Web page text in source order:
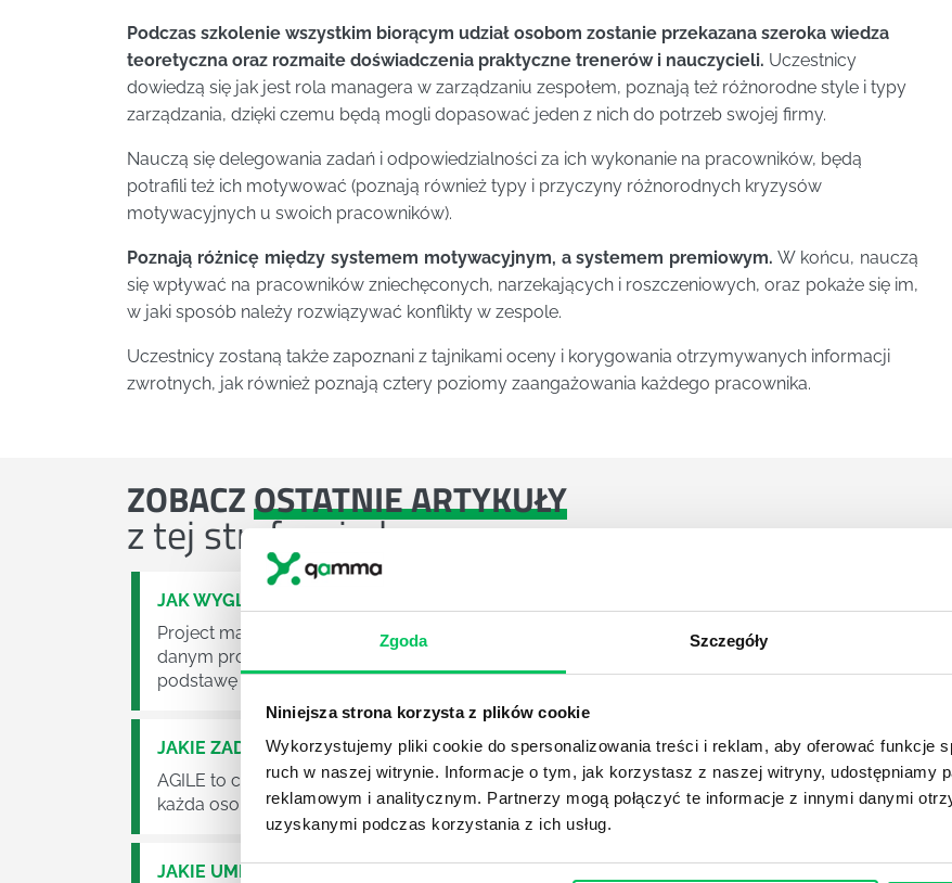
Zgoda Szczegóły
Niniejsza strona korzysta z plików cookie
Wykorzystujemy pliki cookie do spersonalizowania treści i reklam, aby oferować funkcje
ruch w naszej witrynie. Informacje o tym, jak korzystasz z naszej witryny, udostępniamy
reklamowym i analitycznym. Partnerzy mogą połączyć te informacje z innymi danymi
uzyskanymi podczas korzystania z ich usług.
Podczas szkolenie wszystkim biorącym udział osobom zostanie przekazana szeroka wiedza
teoretyczna oraz rozmaite doświadczenia praktyczne trenerów i nauczycieli. Uczestnicy
dowiedzą się jak jest rola managera w zarządzaniu zespołem, poznają też różnorodne style i typy
zarządzania, dzięki czemu będą mogli dopasować jeden z nich do potrzeb swojej firmy.
Nauczą się delegowania zadań i odpowiedzialności za ich wykonanie na pracowników, będą
potrafili też ich motywować (poznają również typy i przyczyny różnorodnych kryzysów
motywacyjnych u swoich pracowników).
Poznają różnicę między systemem motywacyjnym, a systemem premiowym. W końcu, nauczą
się wpływać na pracowników zniechęconych, narzekających i roszczeniowych, oraz pokaże się im,
w jaki sposób należy rozwiązywać konflikty w zespole.
Uczestnicy zostaną także zapoznani z tajnikami oceny i korygowania otrzymywanych informacji
zwrotnych, jak również poznają cztery poziomy zaangażowania każdego pracownika.
ZOBACZOSTATNIE ARTYKUŁY
z tej strefy wiedzy
JAK WYGLĄDA PRACA ZESPOŁÓW PROJEKTOWYCH W ZWINNEJ METODYCE?
Project management (czyli zarządzanie projektami) to szereg czynności mających na celu
danym projektem założeń. Zajmują się nim osoby wchodzące w skład specjalnych zespołów
podstawę działalności wielu przedsiębiorstw.
JAKIE ZADANIA MUSZĄ ZREALIZOWAĆ PRACOWNICY ZESPOŁU PROJEKTOWEGO?
AGILE to coraz popularniejsze w każdej większej (i mniejszej) firmie pojęcie związane z realizacją
każda osoba zatrudniona w takim miejscu choć raz się z nim spotkała.
JAKIE UMIEJĘTNOŚCI MENEDŻERSKIE POWINIEN MIEĆ BRYGADZISTA?